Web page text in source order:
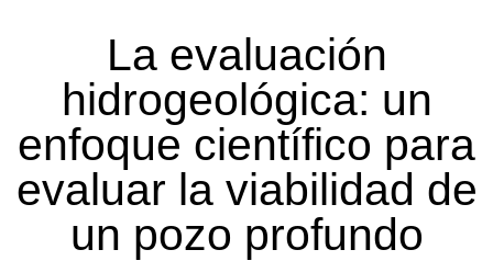
La evaluación
hidrogeológica: un
enfoque científico para
evaluar la viabilidad de
un pozo profundo